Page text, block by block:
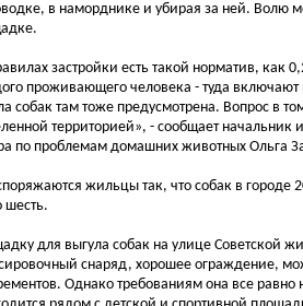
в наморднике и убирая за ней. Волю
застройки есть такой норматив, как
проживающего человека - туда
собак там тоже предусмотрена. Вопрос в
территорией», - сообщает
по проблемам домашних животных Ольга
жильцы так, что собак в
шесть.
для выгула собак на улице Советской
снаряд, хорошее ограждение,
Однако требованиям она все равно